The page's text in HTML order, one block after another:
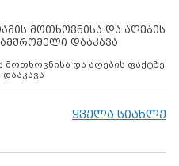
მოთხოვნისა და აღების
დააკავა
ყველა სიახლე